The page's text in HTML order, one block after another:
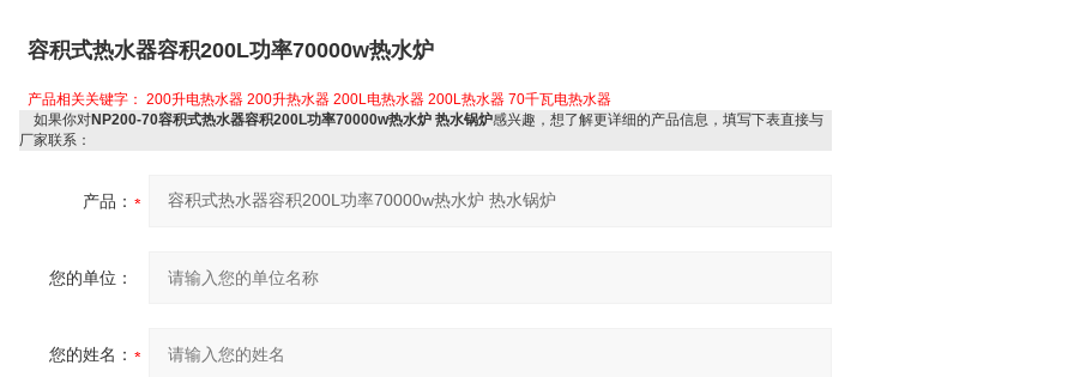
容积式热水器容积200L功率70000w热水炉
产品相关关键字： 200升电热水器 200升热水器 200L电热水器 200L热水器 70千瓦电热水器
如果你对NP200-70容积式热水器容积200L功率70000w热水炉 热水锅炉感兴趣，想了解更详细的产品信息，填写下表直接与
厂家联系：
产品：
您的单位：
您的姓名：